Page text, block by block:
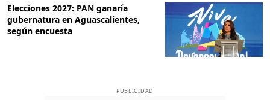
Elecciones 2027: PAN ganaría
gubernatura en Aguascalientes,
según encuesta
PUBLICIDAD